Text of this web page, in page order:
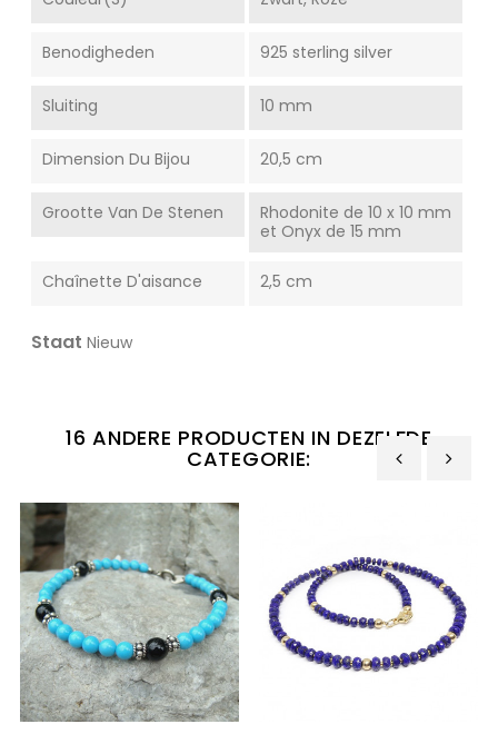
Benodigheden 925 sterling silver
Sluiting 10 mm
Dimension Du Bijou 20,5 cm
Grootte Van De Stenen
Rhodonite de 10 x 10 mm
et Onyx de 15 mm
Chaînette D'aisance 2,5 cm
Staat Nieuw
16 ANDERE PRODUCTEN IN DEZELFDE
CATEGORIE: